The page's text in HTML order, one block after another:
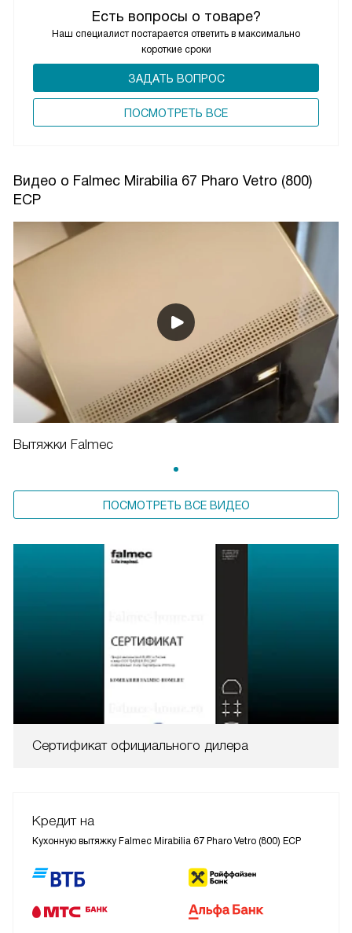
Есть вопросы о товаре?
Наш специалист постарается ответить в максимально
короткие сроки
ЗАДАТЬ ВОПРОС
ПОCМОТРЕТЬ ВСЕ
Видео о Falmec Mirabilia 67 Pharo Vetro (800)
ECP
Вытяжки Falmec
ПОСМОТРЕТЬ ВСЕ ВИДЕО
Сертификат официального дилера
Кредит на
Кухонную вытяжку Falmec Mirabilia 67 Pharo Vetro (800) ECP